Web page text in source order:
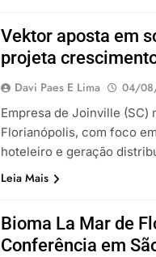
Vektor aposta em
projeta
Davi Paes E Lima 04/
Empresa de Joinville (SC)
Florianópolis, com foco
hoteleiro e geração
Leia Mais
Bioma La Mar de
Conferência em